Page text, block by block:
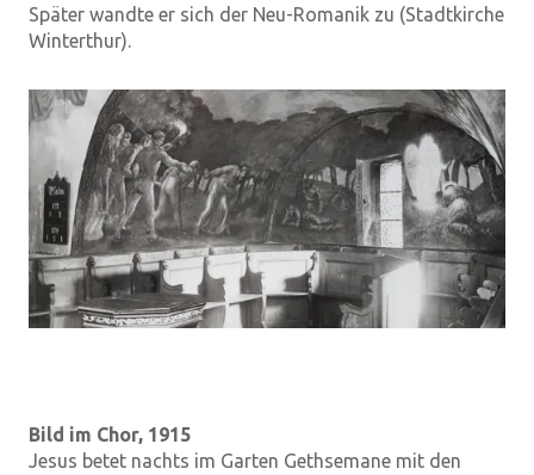
Später wandte er sich der Neu-Romanik zu (Stadtkirche
Winterthur).
Bild im Chor, 1915
Jesus betet nachts im Garten Gethsemane mit den